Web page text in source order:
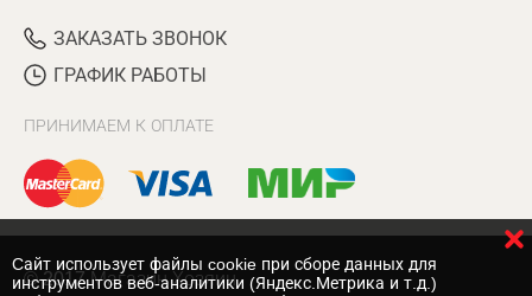
ЗАКАЗАТЬ ЗВОНОК
ГРАФИК РАБОТЫ
ПРИНИМАЕМ К ОПЛАТЕ
© 2017 Магазин Хозяин
Cайт использует файлы cookie при сборе данных для
инструментов веб-аналитики (Яндекс.Метрика и т.д.)